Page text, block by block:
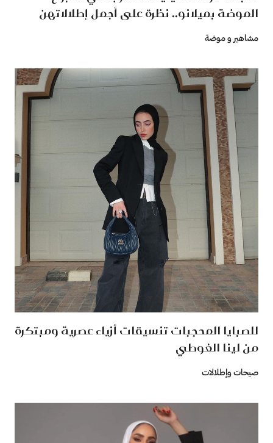
الموضة بميلانو.. نظرة على أجمل إطلالاتهن
مشاهير و موضة
للصبايا المحجبات تنسيقات أزياء عصرية ومبتكرة
من لينا الغوطي
صيحات وإطلالات